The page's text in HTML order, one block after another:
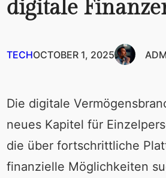
digitale
TECHOCTOBER 1, 2025
Die digitale
neues Kapitel für
die über fortschrittliche
finanzielle Möglichkeiten